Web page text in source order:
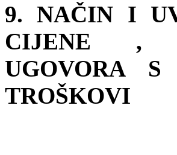
9. NAČIN I
CIJENE ,
UGOVORA
TROŠKOVI